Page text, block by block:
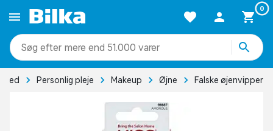
0
mere end 51.000 varer
Personlig pleje Makeup Øjne Falske øjenvipper